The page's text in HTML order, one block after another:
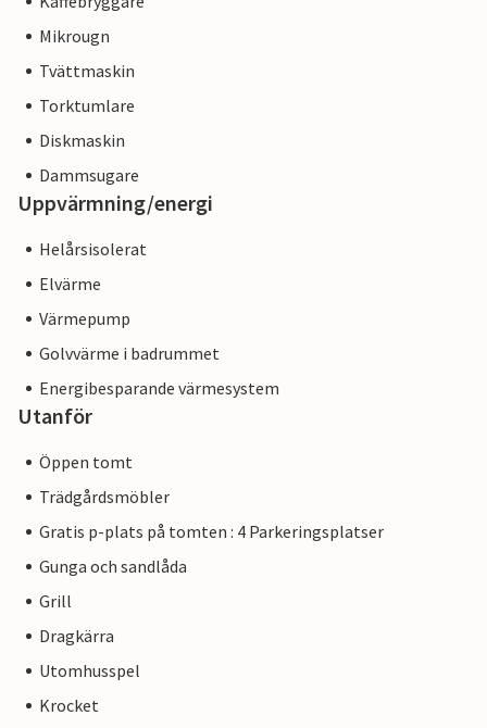
Mikrougn
Tvättmaskin
Torktumlare
Diskmaskin
Dammsugare
Uppvärmning/energi
Helårsisolerat
Elvärme
Värmepump
Golvvärme i badrummet
Energibesparande värmesystem
Utanför
Öppen tomt
Trädgårdsmöbler
Gratis p-plats på tomten : 4 Parkeringsplatser
Gunga och sandlåda
Grill
Dragkärra
Utomhusspel
Krocket